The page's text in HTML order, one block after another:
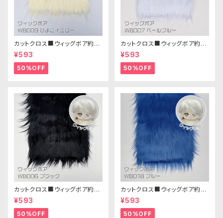
カットクロス■ウィッグボア約8c
m(ひよこイエロー)WB009ボア
生地 25cm × 45cm
¥593
50%OFF
カットクロス■ウィッグボア約8c
m(ペールブルー)WB007ボア
生地 25cm × 45cm
¥593
50%OFF
カットクロス■ウィッグボア約8c
m(ブラック)WB006ボア生地 2
5cm × 45cm
¥593
50%OFF
カットクロス■ウィッグボア約8c
m(ブルー)WB018 ボア生地 25
cm × 45cm
¥593
50%OFF